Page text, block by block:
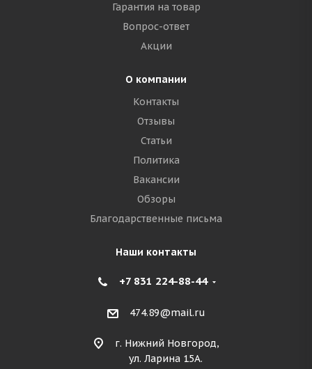
Гарантия на товар
Вопрос-ответ
Акции
О компании
Контакты
Отзывы
Статьи
Политика
Вакансии
Обзоры
Благодарственные письма
Наши контакты
+7 831 224-88-44
474.89@mail.ru
г. Нижний Новгород,
ул. Ларина 15А.